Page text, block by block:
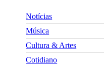
Notícias
Música
Cultura & Artes
Cotidiano